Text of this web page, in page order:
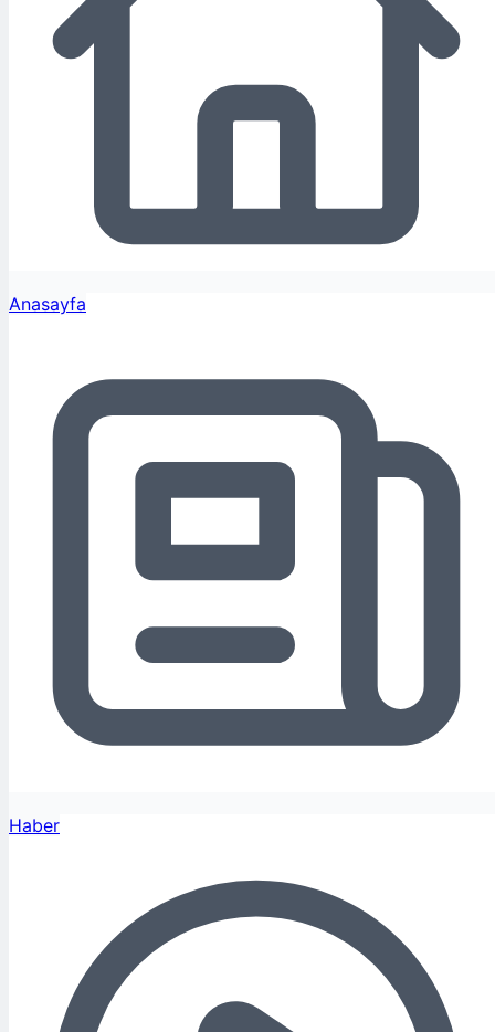
Anasayfa
Haber